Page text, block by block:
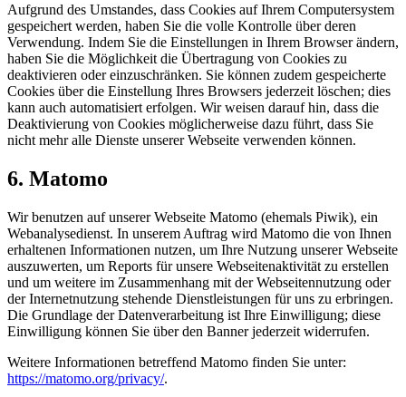
Aufgrund des Umstandes, dass Cookies auf Ihrem Computersystem
gespeichert werden, haben Sie die volle Kontrolle über deren
Verwendung. Indem Sie die Einstellungen in Ihrem Browser ändern,
haben Sie die Möglichkeit die Übertragung von Cookies zu
deaktivieren oder einzuschränken. Sie können zudem gespeicherte
Cookies über die Einstellung Ihres Browsers jederzeit löschen; dies
kann auch automatisiert erfolgen. Wir weisen darauf hin, dass die
Deaktivierung von Cookies möglicherweise dazu führt, dass Sie
nicht mehr alle Dienste unserer Webseite verwenden können.
6. Matomo
Wir benutzen auf unserer Webseite Matomo (ehemals Piwik), ein
Webanalysedienst. In unserem Auftrag wird Matomo die von Ihnen
erhaltenen Informationen nutzen, um Ihre Nutzung unserer Webseite
auszuwerten, um Reports für unsere Webseitenaktivität zu erstellen
und um weitere im Zusammenhang mit der Webseitennutzung oder
der Internetnutzung stehende Dienstleistungen für uns zu erbringen.
Die Grundlage der Datenverarbeitung ist Ihre Einwilligung; diese
Einwilligung können Sie über den Banner jederzeit widerrufen.
Weitere Informationen betreffend Matomo finden Sie unter:
https://matomo.org/privacy/.